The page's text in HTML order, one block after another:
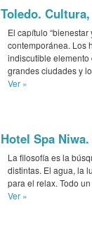
Toledo.
El capítulo
contemporánea. Los
indiscutible
grandes ciudades y
Ver »
Hotel Spa
La filosofía es la
distintas. El agua, la
para el relax. Todo
Ver »